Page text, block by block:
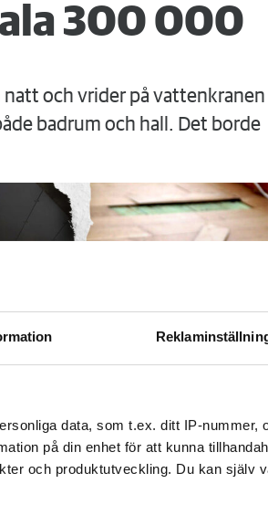
data, som t.ex. ditt IP-nummer,
på din enhet för att kunna
och produktutveckling. Du kan själv
300 000
natt och vrider på vattenkranen
badrum och hall. Det borde